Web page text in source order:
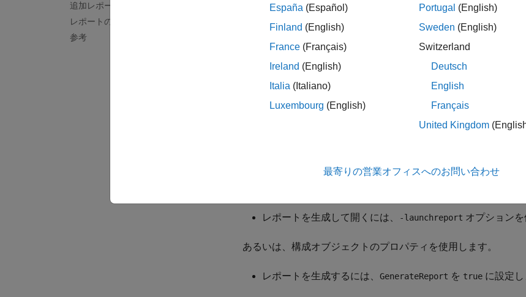
追加レポート
レポートの制限
参考
レポート生成を有効にすると、コード ジェネレーターでコー
生成と表示を制御するには、アプリ設定、codegenオプションま
HDL Coder アプリで、次の手順を実行します。
HDL Coder ワークフロー アドバイザーを開きます。
[HDL コード生成] ステップのオプションで、
チェック ボックスをオンにします。
レポートを生成して開くには、 -launchreport オプションを
あるいは、構成オブジェクトのプロパティを使用します。
レポートを生成するには、 GenerateReport を true に設定し
España (Español)
Finland (English)
France (Français)
Ireland (English)
Italia (Italiano)
Luxembourg (English)
Portugal (English)
Sweden (English)
Switzerland
Deutsch
English
Français
United Kingdom
最寄りの営業オフィスへのお問い合わせ